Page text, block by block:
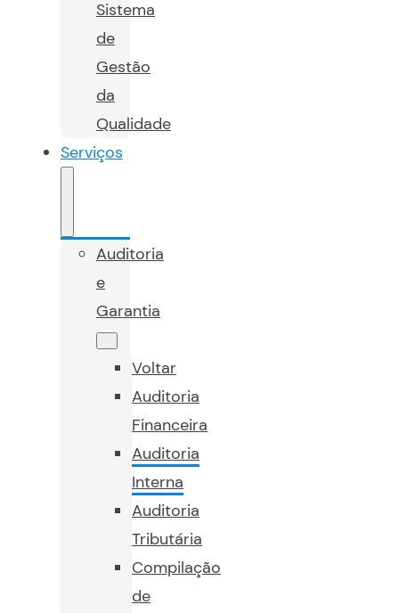
Sistema
de
Gestão
da
Qualidade
Serviços
Auditoria
e
Garantia
Voltar
Auditoria
Financeira
Auditoria
Interna
Auditoria
Tributária
Compilação
de